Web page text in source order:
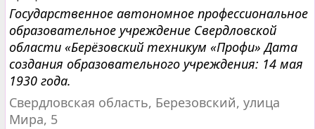
Государственное автономное профессиональное
образовательное учреждение Свердловской
области «Берёзовский техникум «Профи» Дата
создания образовательного учреждения: 14 мая
1930 года.
Свердловская область, Березовский, улица
Мира, 5